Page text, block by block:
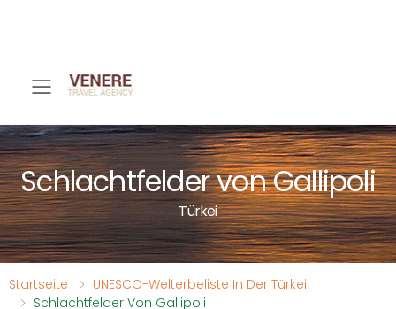
Toggle mobile menu
Schlachtfelder von Gallipoli
Türkei
Startseite
UNESCO-Welterbeliste In Der Türkei
Schlachtfelder Von Gallipoli